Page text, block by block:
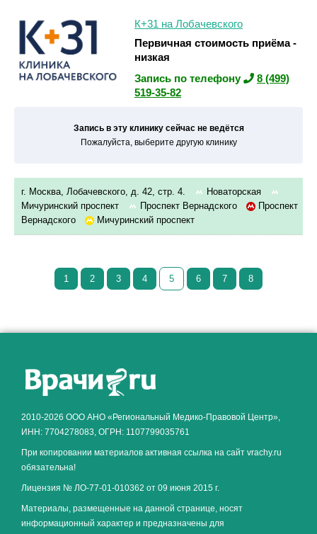
К+31 на Лобачевского
Первичная стоимость приёма -
низкая
Запись по телефону
8 (499)
519-35-82
Запись в эту клинику сейчас не ведётся
Пожалуйста, выберите другую клинику
г. Москва, Лобачевского, д. 42, стр. 4.
Новаторская
Мичуринский проспект
Проспект Вернадского
Проспект
Вернадского
Мичуринский проспект
1 2 3 4 5 6 7 8
2010-2026 ООО АНО «Региональный Медико-Правовой Центр»,
ИНН: 7704278083, ОГРН: 1107799035761
При копировании материалов активная ссылка на сайт vrachy.ru
обязательна!
Лицензия № ЛО-77-01-010362 от 09 июня 2015 г.
Материалы, размещенные на данной странице, носят
информационный характер и предназначены для